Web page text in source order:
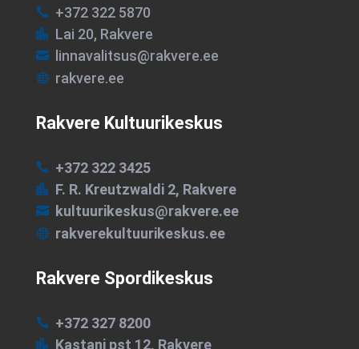
 +372 322 5870
 Lai 20, Rakvere
 linnavalitsus@rakvere.ee
 rakvere.ee
Rakvere Kultuurikeskus
 +372 322 3425
 F. R. Kreutzwaldi 2, Rakvere
 kultuurikeskus@rakvere.ee
 rakverekultuurikeskus.ee
Rakvere Spordikeskus
 +372 327 8200
 Kastani pst 12, Rakvere